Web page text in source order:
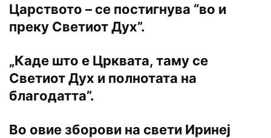
Царството – се постигнува “во и
преку Светиот Дух”.
„Каде што е Црквата, таму се
Светиот Дух и полнотата на
благодатта”.
Во овие зборови на свети Иринеј